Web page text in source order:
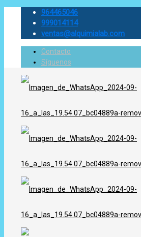
964465046
999014114
ventas@alquimialab.com
Contacto
Síguenos